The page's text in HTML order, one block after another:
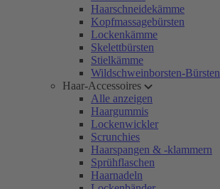
Haarschneidekämme
Kopfmassagebürsten
Lockenkämme
Skelettbürsten
Stielkämme
Wildschweinborsten-Bürsten
Haar-Accessoires
Alle anzeigen
Haargummis
Lockenwickler
Scrunchies
Haarspangen & -klammern
Sprühflaschen
Haarnadeln